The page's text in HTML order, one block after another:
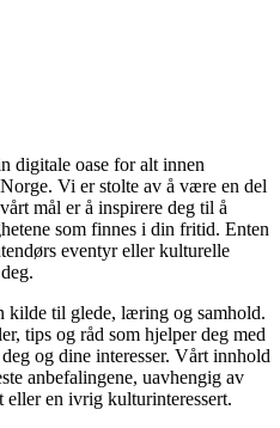
digitale oase for alt innen
Vi er stolte av å være en del
mål er å inspirere deg til å
som finnes i din fritid. Enten
eventyr eller kulturelle
kilde til glede, læring og samhold.
tips og råd som hjelper deg med
og dine interesser. Vårt innhold
anbefalingene, uavhengig av
en ivrig kulturinteressert.